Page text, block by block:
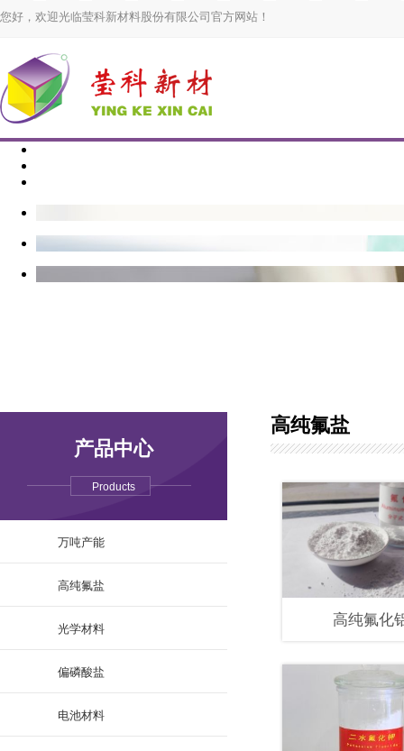
您好，欢迎光临莹科新材料股份有限公司官方网站！
产品中心
Products
万吨产能
高纯氟盐
光学材料
偏磷酸盐
电池材料
高纯氟盐
高纯氟化